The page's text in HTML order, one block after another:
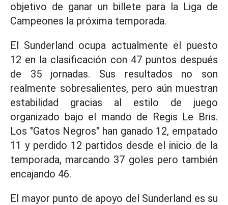
objetivo de ganar un billete para la Liga de
Campeones la próxima temporada.
El Sunderland ocupa actualmente el puesto
12 en la clasificación con 47 puntos después
de 35 jornadas. Sus resultados no son
realmente sobresalientes, pero aún muestran
estabilidad gracias al estilo de juego
organizado bajo el mando de Regis Le Bris.
Los "Gatos Negros" han ganado 12, empatado
11 y perdido 12 partidos desde el inicio de la
temporada, marcando 37 goles pero también
encajando 46.
El mayor punto de apoyo del Sunderland es su